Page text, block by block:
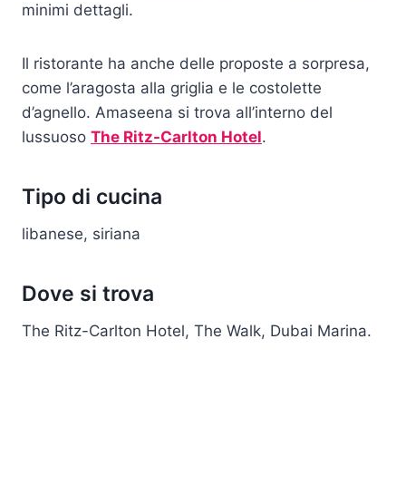
minimi dettagli.
Il ristorante ha anche delle proposte a sorpresa,
come l’aragosta alla griglia e le costolette
d’agnello. Amaseena si trova all’interno del
lussuoso The Ritz-Carlton Hotel.
Tipo di cucina
libanese, siriana
Dove si trova
The Ritz-Carlton Hotel, The Walk, Dubai Marina.